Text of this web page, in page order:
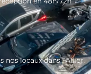
nos locaux dans l’Allier